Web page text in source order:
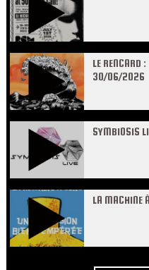
LE RENCARD
30/06/2026
SYMBIOSIS
LA MACHINE